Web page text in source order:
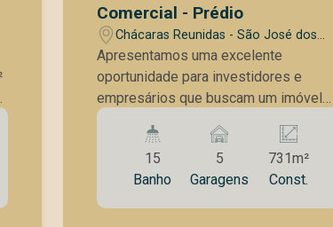
Comercial - Prédio
Chácaras Reunidas - São José dos
Campos/SP
Apresentamos uma excelente
oportunidade para investidores e
empresários que buscam um imóvel
versátil em localização privilegiada,
ideal para atividades industriais,
comerciais ou logísticas. Situado em
uma região com forte desenvolvimento
econômico, o imóvel oferece fácil
15
Banho
5
Garagens
731m²
Const.